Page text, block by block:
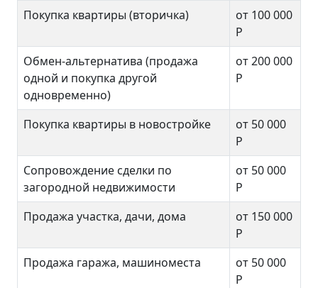
Покупка квартиры (вторичка)
от 100 000
Р
Обмен-альтернатива (продажа
одной и покупка другой
одновременно)
от 200 000
Р
Покупка квартиры в новостройке
от 50 000
Р
Сопровождение сделки по
загородной недвижимости
от 50 000
Р
Продажа участка, дачи, дома
от 150 000
Р
Продажа гаража, машиноместа
от 50 000
Р